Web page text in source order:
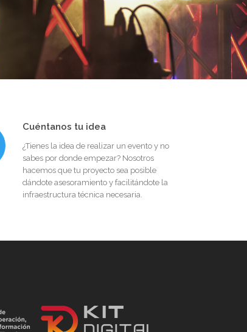
Cuéntanos tu idea
¿Tienes la idea de realizar un evento y no
sabes por donde empezar? Nosotros
hacemos que tu proyecto sea posible
dándote asesoramiento y facilitándote la
infraestructura técnica necesaria.